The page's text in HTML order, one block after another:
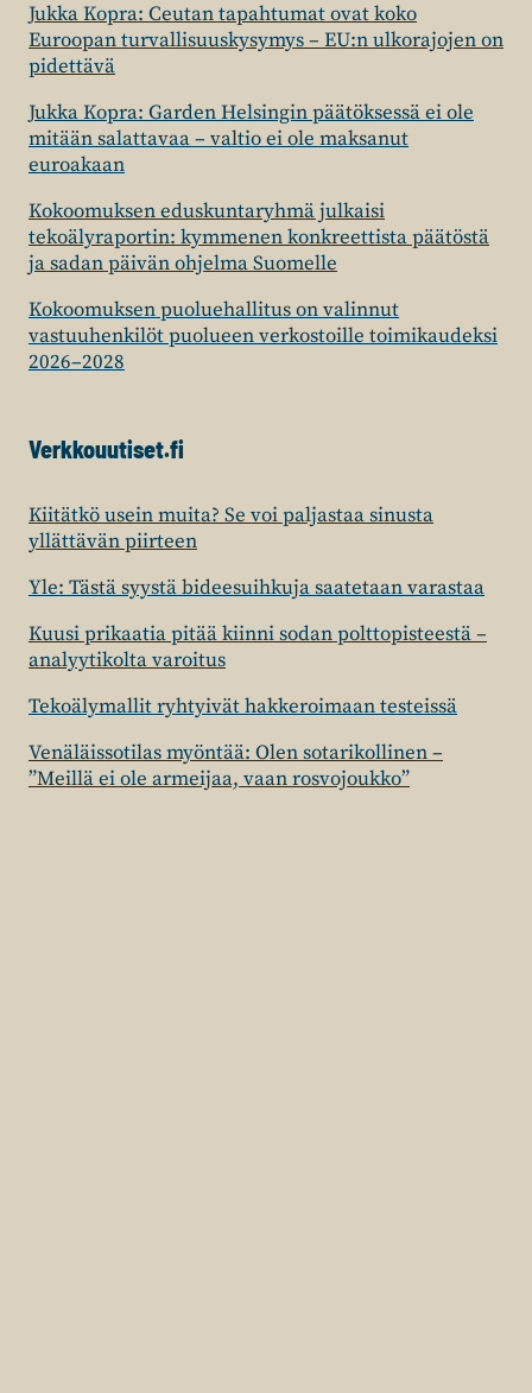
Jukka Kopra: Ceutan tapahtumat ovat koko
Euroopan turvallisuuskysymys – EU:n ulkorajojen on
pidettävä
Jukka Kopra: Garden Helsingin päätöksessä ei ole
mitään salattavaa – valtio ei ole maksanut
euroakaan
Kokoomuksen eduskuntaryhmä julkaisi
tekoälyraportin: kymmenen konkreettista päätöstä
ja sadan päivän ohjelma Suomelle
Kokoomuksen puoluehallitus on valinnut
vastuuhenkilöt puolueen verkostoille toimikaudeksi
2026–2028
Verkkouutiset.fi
Kiitätkö usein muita? Se voi paljastaa sinusta
yllättävän piirteen
Yle: Tästä syystä bideesuihkuja saatetaan varastaa
Kuusi prikaatia pitää kiinni sodan polttopisteestä –
analyytikolta varoitus
Tekoälymallit ryhtyivät hakkeroimaan testeissä
Venäläissotilas myöntää: Olen sotarikollinen –
”Meillä ei ole armeijaa, vaan rosvojoukko”